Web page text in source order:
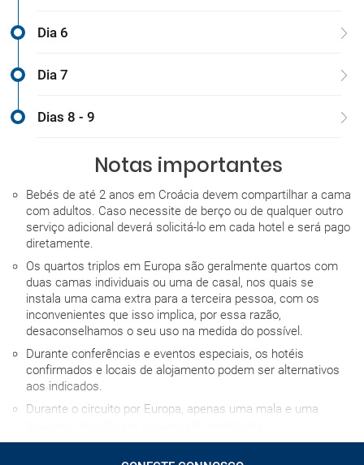
Dia 6
Dia 7
Dias 8 - 9
Notas importantes
Bebés de até 2 anos em Croácia devem compartilhar a cama
com adultos. Caso necessite de berço ou de qualquer outro
serviço adicional deverá solicitá-lo em cada hotel e será pago
diretamente.
Os quartos triplos em Europa são geralmente quartos com
duas camas individuais ou uma de casal, nos quais se
instala uma cama extra para a terceira pessoa, com os
inconvenientes que isso implica, por essa razão,
desaconselhamos o seu uso na medida do possível.
Durante conferências e eventos especiais, os hotéis
confirmados e locais de alojamento podem ser alternativos
aos indicados.
Durante o circuito por Europa, apenas uma mala e uma